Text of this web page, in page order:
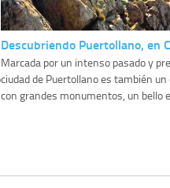
Descubriendo Puertollano, en
Marcada por un intenso pasado y
ciudad de Puertollano es también
con grandes monumentos, un bello